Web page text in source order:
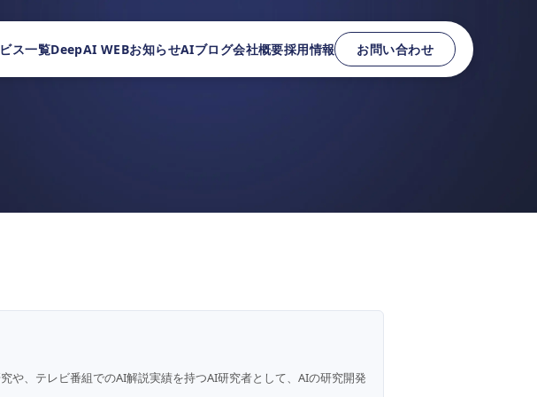
ス一覧DeepAI WEBお知らせAIブログ会社概要採用情報 お問い合わせ
や、テレビ番組でのAI解説実績を持つAI研究者として、AIの研究開発